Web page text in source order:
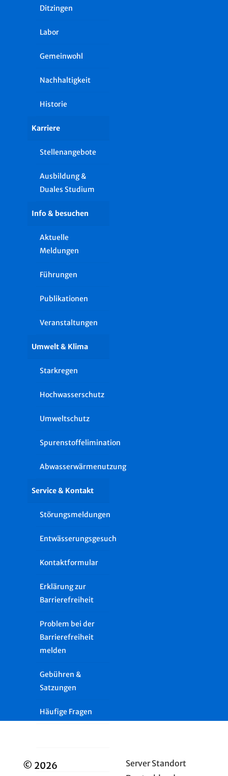
Ditzingen
Labor
Gemeinwohl
Nachhaltigkeit
Historie
Karriere
Stellenangebote
Ausbildung &
Duales Studium
Info & besuchen
Aktuelle
Meldungen
Führungen
Publikationen
Veranstaltungen
Umwelt & Klima
Starkregen
Hochwasserschutz
Umweltschutz
Spurenstoffelimination
Abwasserwärmenutzung
Service & Kontakt
Störungsmeldungen
Entwässerungsgesuch
Kontaktformular
Erklärung zur
Barrierefreiheit
Problem bei der
Barrierefreiheit
melden
Gebühren &
Satzungen
Häufige Fragen
Glossar
© 2026
Server Standort